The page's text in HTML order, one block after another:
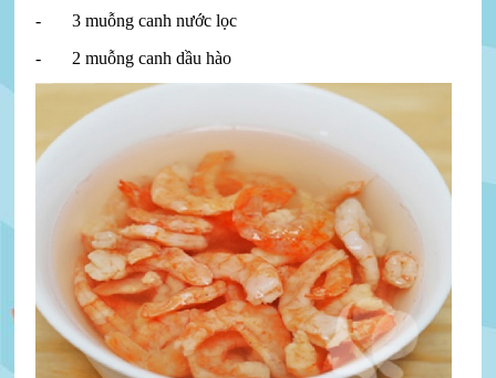
- 3 muỗng canh nước lọc
- 2 muỗng canh dầu hào